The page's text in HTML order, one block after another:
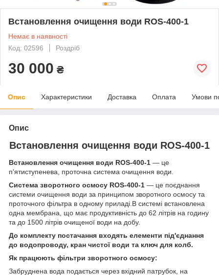
Встановлення очищення води ROS-400-1
Немає в наявності
Код: 02596
Роздріб
30 000 ₴
Опис Характеристики Доставка Оплата Умови
Опис
Встановлення очищення води ROS-400-1
Встановлення очищення води ROS-400-1 — це
п'ятиступенева, проточна система очищення води.
Система зворотного осмосу ROS-400-1 — це поєднання
системи очищення води за принципом зворотного осмосу та
проточного фільтра в одному приладі.В системі встановлена
одна мембрана, що має продуктивність до 62 літрів на годину
та до 1500 літрів очищеної води на добу.
До комплекту постачання входять елементи під'єднання
до водопроводу, кран чистої води та ключ для колб.
Як працюють фільтри зворотного осмосу:
Забруднена вода подається через вхідний патрубок, на